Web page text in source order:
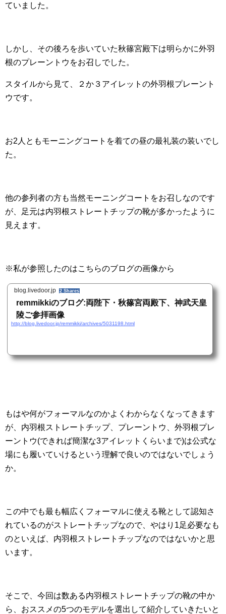
ていました。
しかし、その後ろを歩いていた秋篠宮殿下は明らかに外羽
根のプレーントウをお召しでした。
スタイルから見て、２か３アイレットの外羽根プレーント
ウです。
お2人ともモーニングコートを着ての昼の最礼装の装いでし
た。
他の参列者の方も当然モーニングコートをお召しなのです
が、足元は内羽根ストレートチップの靴が多かったように
見えます。
※私が参照したのはこちらのブログの画像から
blog.livedoor.jp 2 Shares
remmikkiのブログ:両陛下・秋篠宮両殿下、神武天皇
陵ご参拝画像
http://blog.livedoor.jp/remmikki/archives/5031198.html
もはや何がフォーマルなのかよくわからなくなってきます
が、内羽根ストレートチップ、プレーントウ、外羽根プレ
ーントウ(できれば簡潔な3アイレットくらいまで)は公式な
場にも履いていけるという理解で良いのではないでしょう
か。
この中でも最も幅広くフォーマルに使える靴として認知さ
れているのがストレートチップなので、やはり1足必要なも
のといえば、内羽根ストレートチップなのではないかと思
います。
そこで、今回は数ある内羽根ストレートチップの靴の中か
ら、おススメの5つのモデルを選出して紹介していきたいと